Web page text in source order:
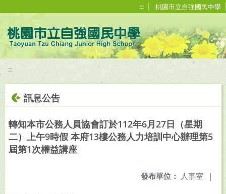
::: 桃園市立自強國民中學
:::
訊息公告
轉知本市公務人員協會訂於112年6月27日（星期
二）上午9時假 本府13樓公務人力培訓中心辦理第5
屆第1次權益講座
發布單位： 人事室 |